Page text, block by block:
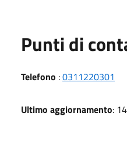
Punti di
Telefono :0311220301
Ultimo aggiornamento: